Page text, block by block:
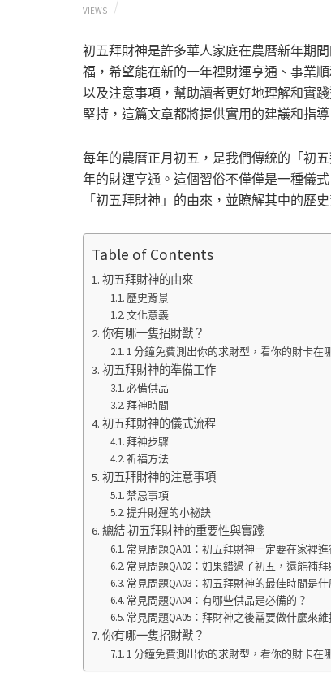
VIEWS
初五拜財神是許多華人家庭在農曆新年期
福，希望能在新的一年裡財運亨通、事業
以及注意事項，幫助讀者更好地理解和實
堅持，這篇文章都將提供實用的建議和指
每年的農曆正月初五，是我們傳統的「初
年的財運亨通。這個習俗不僅僅是一種儀
「初五拜財神」的由來，並瞭解其中的歷
Table of Contents
初五拜財神的由來
歷史背景
文化意義
你有哪一隻招財獸？
1 分鐘免費測出你的求財型，看你的財卡在
初五拜財神的準備工作
必備供品
拜神時間
初五拜財神的儀式流程
拜神步驟
祈福方法
初五拜財神的注意事項
禁忌事項
提升財運的小祕訣
總結 初五拜財神的重要性與實踐
常見問題QA01：初五拜財神一定要在家裡進
常見問題QA02：如果錯過了初五，還能補拜
常見問題QA03：初五拜財神的最佳時間是什
常見問題QA04：有哪些供品是必備的？
常見問題QA05：拜財神之後需要做什麼來維
你有哪一隻招財獸？
1 分鐘免費測出你的求財型，看你的財卡在